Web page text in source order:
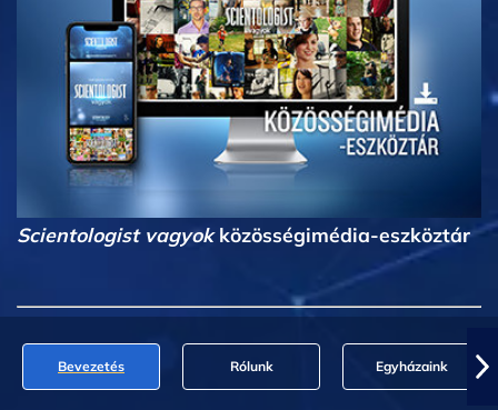
Scientologist vagyokközösségimédia-eszköztár
Bevezetés Rólunk Egyházaink